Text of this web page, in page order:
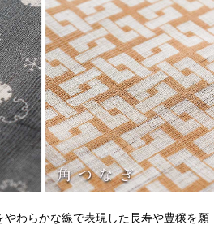
やわらかな線で表現した長寿や豊穣を願